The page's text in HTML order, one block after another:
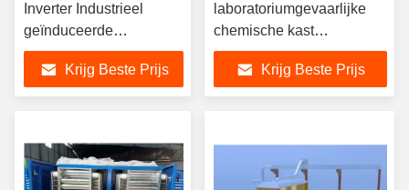
Inverter Industrieel
geïnduceerde
trekventilator
Fabrikanten 63000m3/h
Krijg Beste Prijs
laboratoriumgevaarlijke
chemische kast
biologische veiligheid
ontvlambare opslagkast
Krijg Beste Prijs